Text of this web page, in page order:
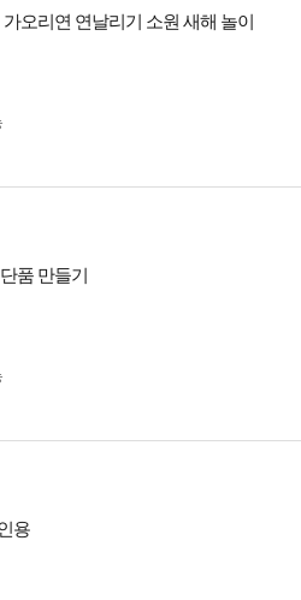
오리연 연날리기 소원 새해 놀이
품 만들기
용